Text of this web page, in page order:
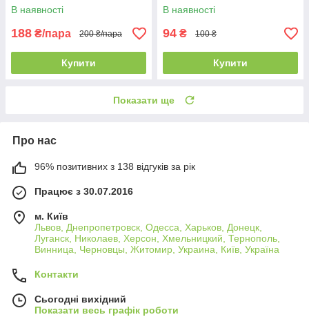
В наявності
188 ₴/пара 200 ₴/пара
Купити
В наявності
94 ₴ 100 ₴
Купити
Показати ще
Про нас
96% позитивних з 138 відгуків за рік
Працює з 30.07.2016
м. Київ
Львов, Днепропетровск, Одесса, Харьков, Донецк,
Луганск, Николаев, Херсон, Хмельницкий, Тернополь,
Винница, Черновцы, Житомир, Украина, Київ, Україна
Контакти
Сьогодні вихідний
Показати весь графік роботи